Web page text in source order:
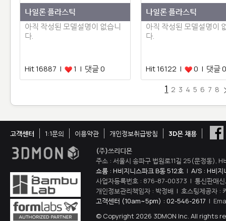
나일론 플라스틱
아직 작성된 모델설명이 없습니
다.
Hit 16887 | 1 | 댓글 0
나일론 플라스틱
아직 작성된 모델설명이
다.
Hit 16122 | 0 | 댓글 0
1 2 3 4 5 6 7 8
고객센터 1:1문의 이용약관 개인정보취급방침
3D몬 채용
(주)쓰리디몬
주소 : 서울시 송파구 법원로11길 25(문정동),
쇼룸 : H비지니스파크 B동 512호 | A/S : H비지
사업자등록번호 : 876-87-00373 | 통신판매
개인정보관리책임자 : 박정배 | 호스팅제공자 :
고객센터 (10am~5pm) : 02-546-2617 |
© Copyright 2026 3DMON Inc. All rights